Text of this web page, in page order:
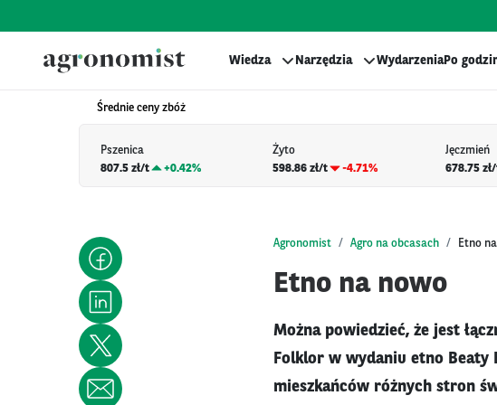
Wiedza Narzędzia WydarzeniaPo
Średnie ceny zbóż
Pszenica
807.5 zł/t
+0.42%
Żyto
598.86 zł/t
-4.71%
Jęczmień
678.75
Agronomist Agro na obcasach Etno
Etno na nowo
Można powiedzieć, że jest
Folklor w wydaniu etno Beaty
mieszkańców różnych stron